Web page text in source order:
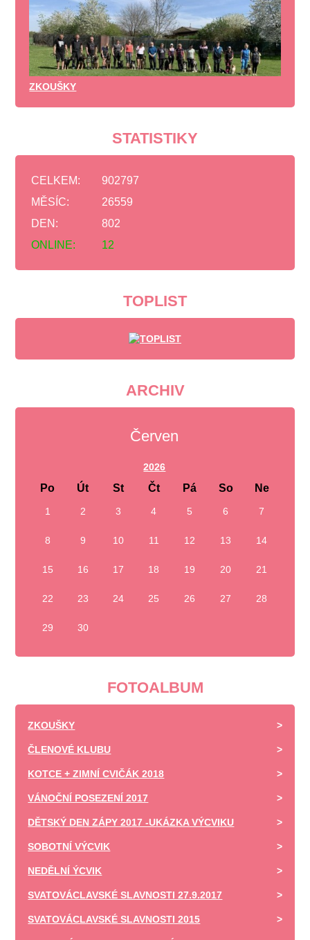
ZKOUŠKY
STATISTIKY
ONLINE: 12
CELKEM:
902797
MĚSÍC:
26559
DEN:
802
TOPLIST
ARCHIV
Červen
2026
Po Út St Čt Pá So Ne
1 2 3 4 5 6 7
8 9 10 11 12 13 14
15 16 17 18 19 20 21
22 23 24 25 26 27 28
29 30
FOTOALBUM
ZKOUŠKY
ČLENOVÉ KLUBU
KOTCE + ZIMNÍ CVIČÁK 2018
VÁNOČNÍ POSEZENÍ 2017
DĚTSKÝ DEN ZÁPY 2017 -UKÁZKA VÝCVIKU
SOBOTNÍ VÝCVIK
NEDĚLNÍ ÝCVIK
SVATOVÁCLAVSKÉ SLAVNOSTI 27.9.2017
SVATOVÁCLAVSKÉ SLAVNOSTI 2015